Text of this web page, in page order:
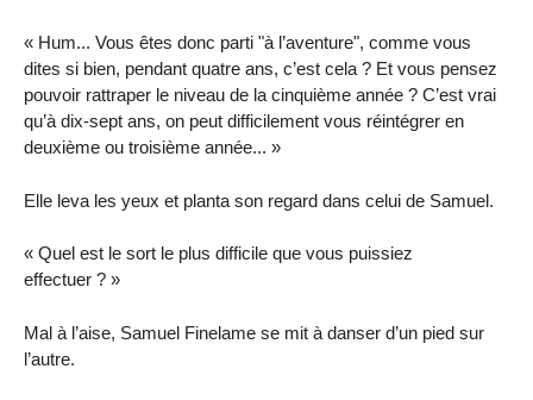
« Hum... Vous êtes donc parti "à l’aventure", comme vous
dites si bien, pendant quatre ans, c’est cela ? Et vous pensez
pouvoir rattraper le niveau de la cinquième année ? C’est vrai
qu’à dix-sept ans, on peut difficilement vous réintégrer en
deuxième ou troisième année... »
Elle leva les yeux et planta son regard dans celui de Samuel.
« Quel est le sort le plus difficile que vous puissiez
effectuer ? »
Mal à l’aise, Samuel Finelame se mit à danser d’un pied sur
l’autre.